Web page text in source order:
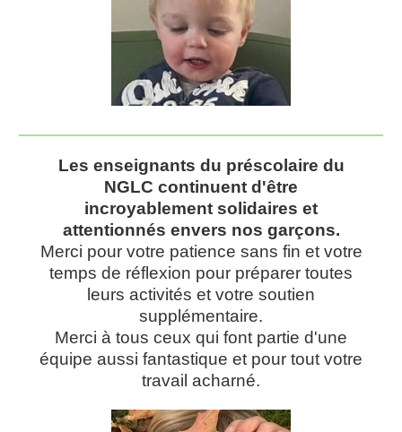
Les enseignants du préscolaire du
NGLC continuent d'être
incroyablement solidaires et
attentionnés envers nos garçons.
Merci pour votre patience sans fin et votre
temps de réflexion pour préparer toutes
leurs activités et votre soutien
supplémentaire.
Merci à tous ceux qui font partie d'une
équipe aussi fantastique et pour tout votre
travail acharné.